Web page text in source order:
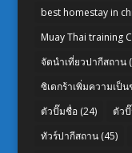
best homestay in
Muay Thai training
จัดนำเที่ยวปากีสถาน
ซิเดกร้าเพิ่มความเป็น
ตัวปั๊มชื่อ(24) ตัว
ทัวร์ปากีสถาน(45)